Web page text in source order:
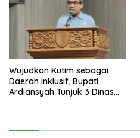
Wujudkan Kutim sebagai
Daerah Inklusif, Bupati
Ardiansyah Tunjuk 3 Dinas